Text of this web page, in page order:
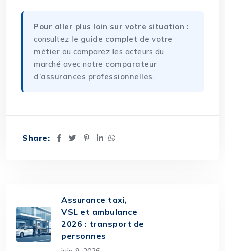
Pour aller plus loin sur votre situation :
consultez le guide complet de votre
métier ou comparez les acteurs du
marché avec notre comparateur
d’assurances professionnelles.
Share:
Assurance taxi,
VSL et ambulance
2026 : transport de
personnes